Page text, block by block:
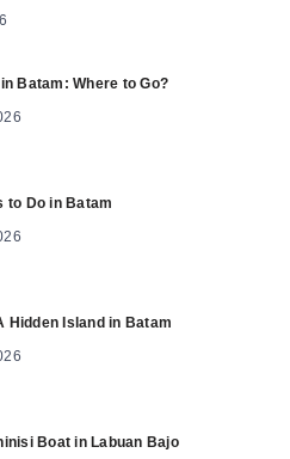
Batam: Where to Go?
to Do in Batam
Hidden Island in Batam
Boat in Labuan Bajo